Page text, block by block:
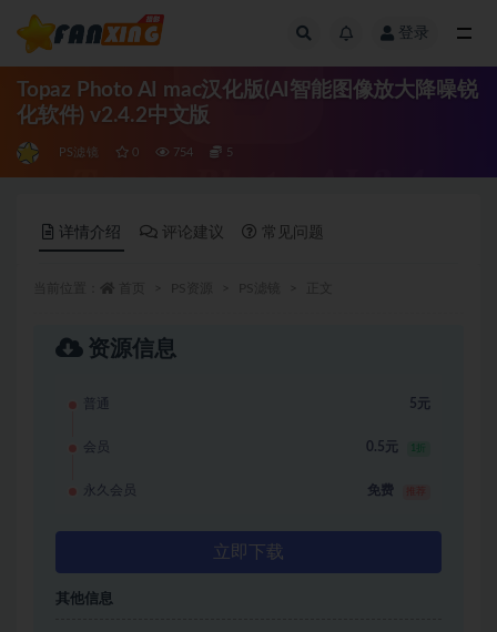
登录
Topaz Photo AI mac汉化版(AI智能图像放大降噪锐
化软件) v2.4.2中文版
PS滤镜 0 754 5
详情介绍 评论建议 常见问题
资源信息
普通 5元
会员 0.5元 1折
永久会员 免费
立即下载
其他信息